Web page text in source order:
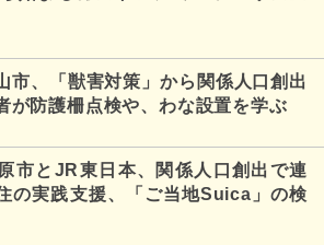
市、「獣害対策」から関係人口創出
が防護柵点検や、わな設置を学ぶ
市とJR東日本、関係人口創出で連
の実践支援、「ご当地Suica」の検